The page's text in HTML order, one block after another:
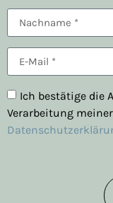
Ich bestätige die
Verarbeitung